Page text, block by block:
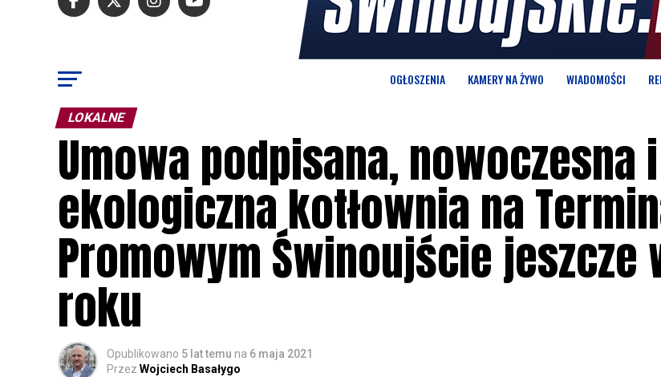
OGŁOSZENIA KAMERY NA ŻYWO WIADOMOŚCI
LOKALNE
Umowa podpisana, nowoczesna i
ekologiczna kotłownia na
Promowym Świnoujście jeszcze
roku
Opublikowano 5 lat temu na 6 maja 2021
Przez Wojciech Basałygo